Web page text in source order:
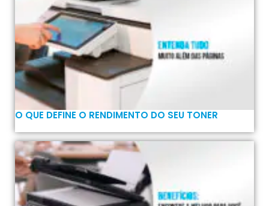
O QUE DEFINE O RENDIMENTO DO SEU TONER